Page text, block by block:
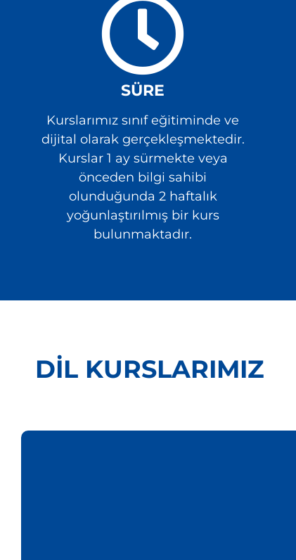
SÜRE
Kurslarımız sınıf eğitiminde ve
dijital olarak gerçekleşmektedir.
Kurslar 1 ay sürmekte veya
önceden bilgi sahibi
olunduğunda 2 haftalık
yoğunlaştırılmış bir kurs
bulunmaktadır.
DIL KURSLARIMIZ